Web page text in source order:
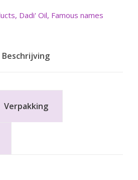
, Dadi' Oil, Famous names
Beschrijving
Verpakking